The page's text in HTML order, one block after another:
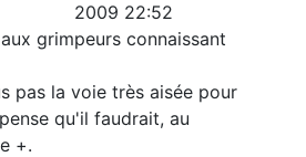
2009 22:52
grimpeurs connaissant
pas la voie très aisée pour
qu'il faudrait, au
+.